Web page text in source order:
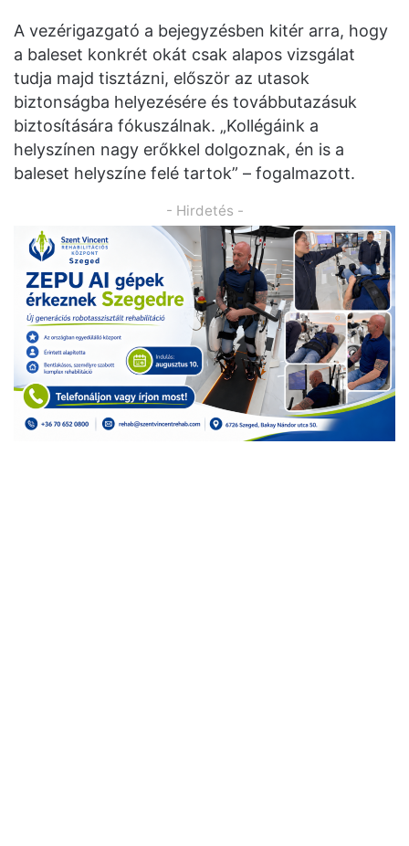
A vezérigazgató a bejegyzésben kitér arra, hogy
a baleset konkrét okát csak alapos vizsgálat
tudja majd tisztázni, először az utasok
biztonságba helyezésére és továbbutazásuk
biztosítására fókuszálnak. „Kollégáink a
helyszínen nagy erőkkel dolgoznak, én is a
baleset helyszíne felé tartok” – fogalmazott.
- Hirdetés -